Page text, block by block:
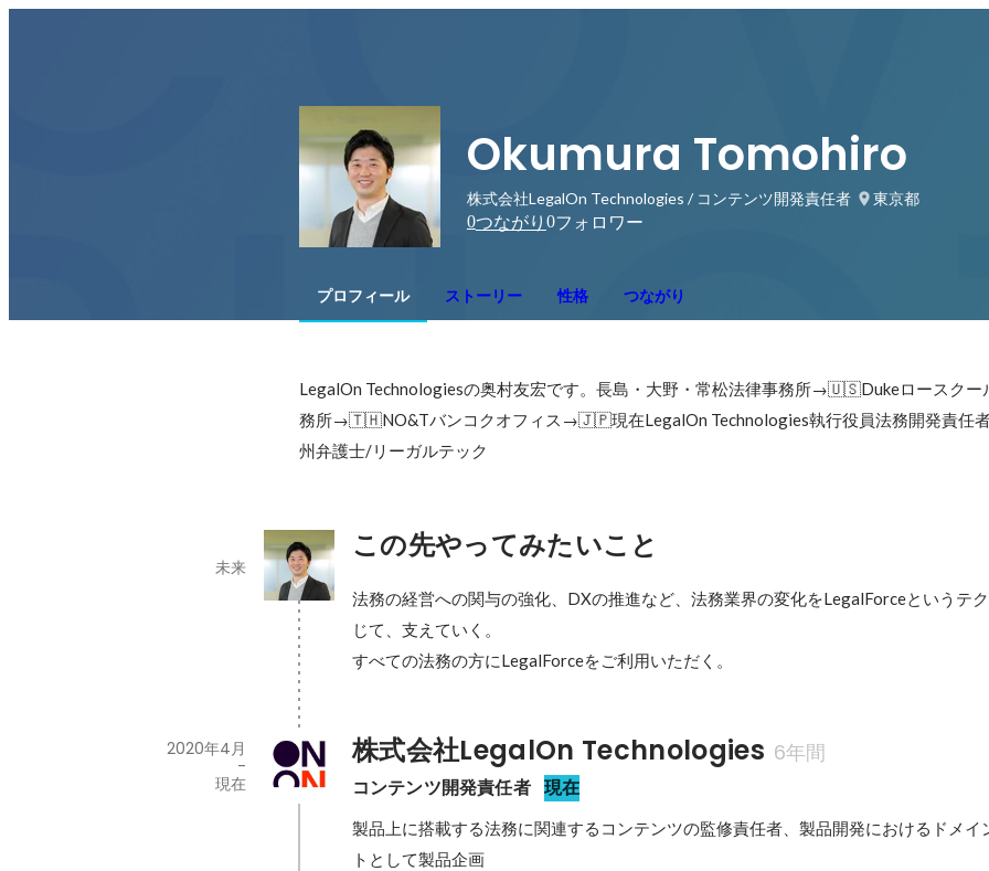
Okumura Tomohiro
株式会社LegalOn Technologies / コンテンツ開発責任者
東京都
0つながり 0フォロワー
プロフィール ストーリー 性格 つながり
LegalOn Technologiesの奥村友宏です。長島・大野・常松法律事務所→🇺🇸Dukeロースク
務所→🇹🇭NO&Tバンコクオフィス→🇯🇵現在LegalOn Technologies執行役員法務開発責任
州弁護士/リーガルテック
この先やってみたいこと
未来
法務の経営への関与の強化、DXの推進など、法務業界の変化をLegalForceというテ
じて、支えていく。
すべての法務の方にLegalForceをご利用いただく。
株式会社LegalOn Technologies 6年間
コンテンツ開発責任者 現在
2020年4月
-
現在
製品上に搭載する法務に関連するコンテンツの監修責任者、製品開発におけるドメイ
トとして製品企画